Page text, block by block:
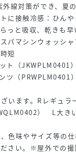
外線対策ができ、夏
に接触冷感：ひんや
っと吸収、乾きも早
パマシンウォッシャ
短
ト（JKWPLM0401
ツ（PRWPLM0401
います。Rレギュラ
） L大き
色味やサイズ等の
さい。※屋外での撮